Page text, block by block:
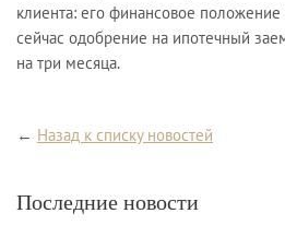
клиента: его финансовое
сейчас одобрение на ипотечный
на три месяца.
← Назад к списку новостей
Последние новости